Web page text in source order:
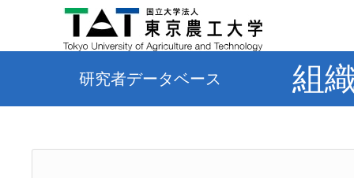
研究者データベース 組